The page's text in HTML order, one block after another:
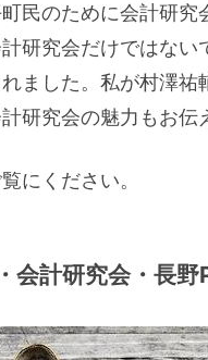
民のために会計研究
研究会だけではな
ました。私が村澤
研究会の魅力もお伝
にください。
会計研究会・長